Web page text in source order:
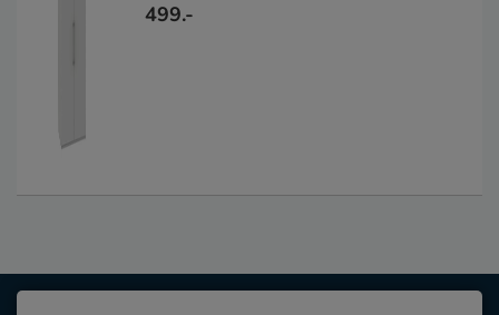
499.-